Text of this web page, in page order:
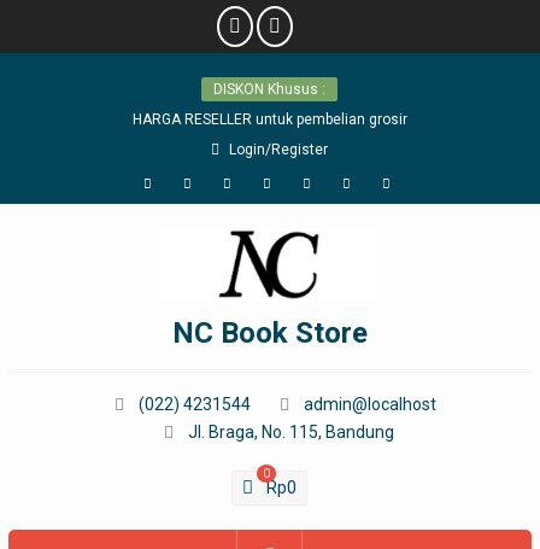
DISKON Khusus :
HARGA RESELLER untuk pembelian grosir
Login/Register
Facebook
TwitterLinkedinWordPress
YouTubeGooglePinterest
NC Book Store
(022) 4231544
admin@localhost
Jl. Braga, No. 115, Bandung
0
Rp0